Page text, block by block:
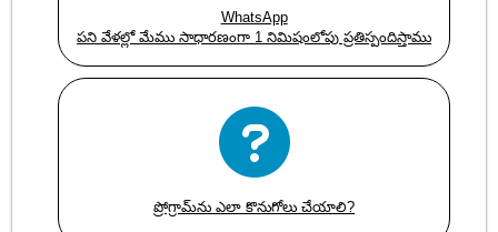
WhatsApp
పని వేళల్లో మేము సాధారణంగా 1 నిమిషంలోపు ప్రతిస్పందిస్తాము
ప్రోగ్రామ్‌ను ఎలా కొనుగోలు చేయాలి?